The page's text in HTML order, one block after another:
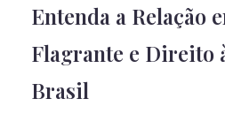
Entenda a Relação
Flagrante e Direito
Brasil